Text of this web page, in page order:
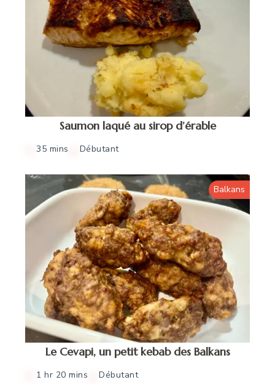
Saumon laqué au sirop d’érable
35 mins Débutant
Balkans
Le Cevapi, un petit kebab des Balkans
1 hr 20 mins Débutant